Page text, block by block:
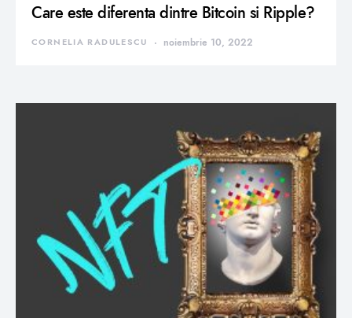
Care este diferenta dintre Bitcoin si Ripple?
CORNELIA RADULESCU noiembrie 10, 2022